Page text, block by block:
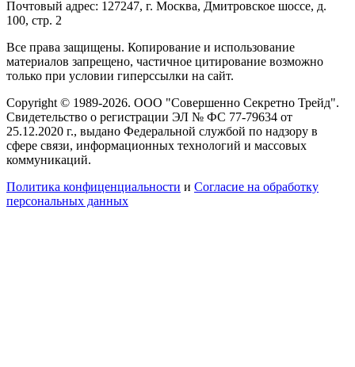
Почтовый адрес: 127247, г. Москва, Дмитровское шоссе, д.
100, стр. 2
Все права защищены. Копирование и использование
материалов запрещено, частичное цитирование возможно
только при условии гиперссылки на сайт.
Copyright © 1989-2026. ООО "Совершенно Секретно Трейд".
Свидетельство о регистрации ЭЛ № ФС 77-79634 от
25.12.2020 г., выдано Федеральной службой по надзору в
сфере связи, информационных технологий и массовых
коммуникаций.
Политика конфиценциальности и Согласие на обработку
персональных данных